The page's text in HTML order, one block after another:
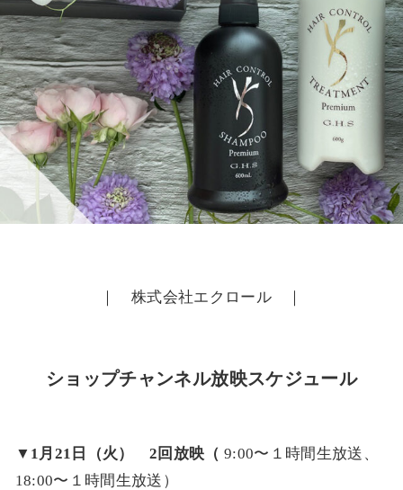
｜ 株式会社エクロール ｜
ショップチャンネル放映スケジュール
▼1月21日（火） 2回放映（ 9:00〜１時間生放送、
18:00〜１時間生放送）